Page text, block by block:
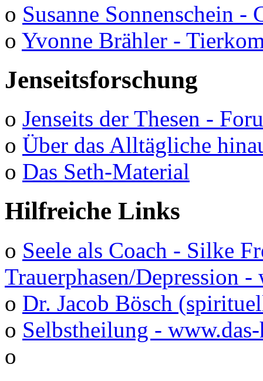
o Susanne Sonnenschein -
o Yvonne Brähler -
Jenseitsforschung
o Jenseits der Thesen -
o Über das Alltägliche
o Das Seth-Material
Hilfreiche Links
o Seele als Coach - Silke
Trauerphasen/Depression
o Dr. Jacob Bösch
o Selbstheilung -
o